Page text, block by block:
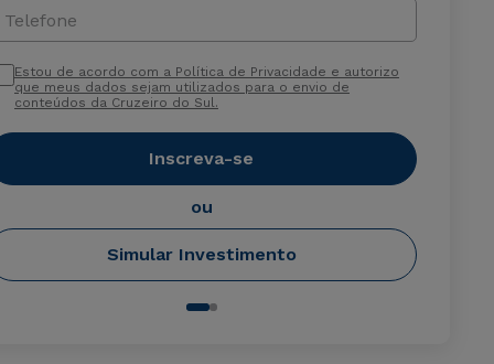
Telefone
Estou de acordo com a Política de Privacidade e autorizo
que meus dados sejam utilizados para o envio de
conteúdos da Cruzeiro do Sul.
Inscreva-se
ou
Simular Investimento